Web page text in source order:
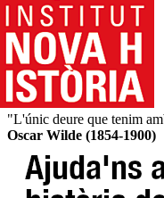
"L'únic deure que tenim
Oscar Wilde (1854-1900)